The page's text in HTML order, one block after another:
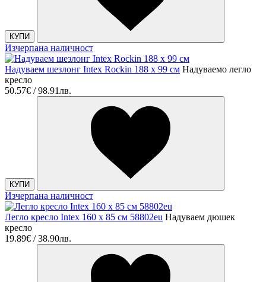
КУПИ
Изчерпана наличност
Надуваем шезлонг Intex Rockin 188 х 99 см Надуваемо легло
кресло
50.57€ / 98.91лв.
КУПИ
Изчерпана наличност
Легло кресло Intex 160 х 85 см 58802eu Надуваем дюшек
кресло
19.89€ / 38.90лв.